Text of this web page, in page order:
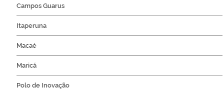
Campos Guarus
Itaperuna
Macaé
Maricá
Polo de Inovação